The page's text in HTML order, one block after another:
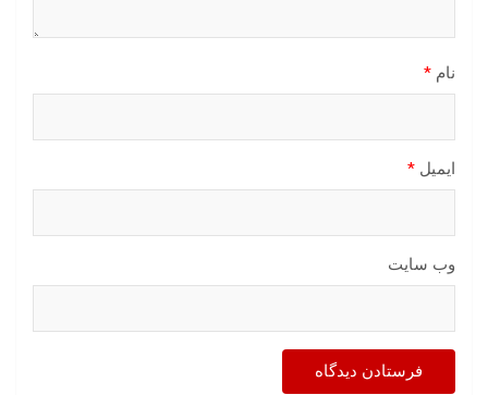
نام *
ایمیل *
وب‌ سایت